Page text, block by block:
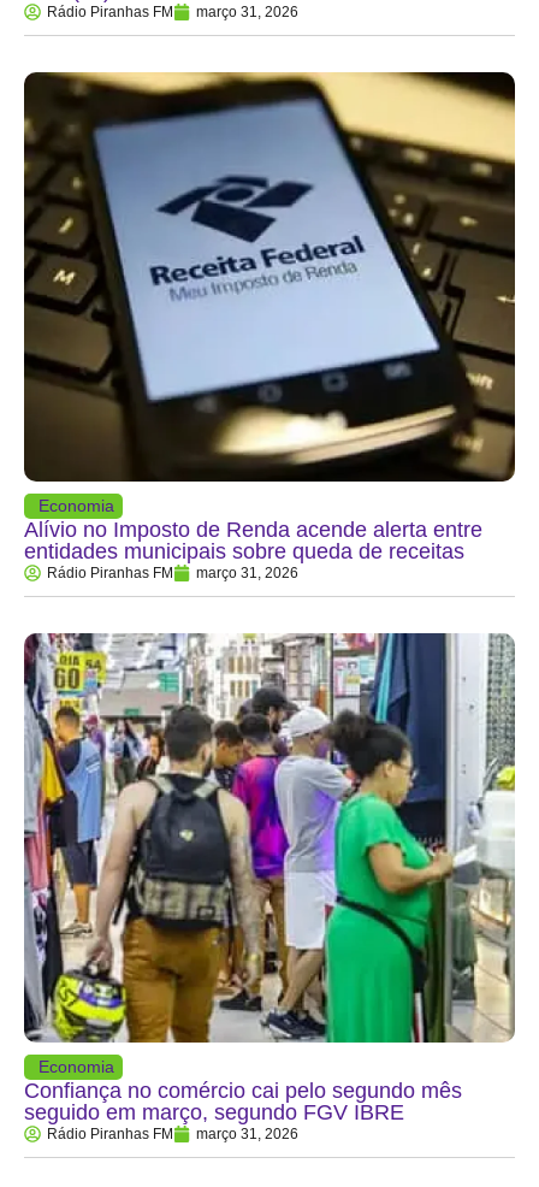
Rádio Piranhas FM março 31, 2026
Economia
Alívio no Imposto de Renda acende alerta entre
entidades municipais sobre queda de receitas
Rádio Piranhas FM março 31, 2026
Economia
Confiança no comércio cai pelo segundo mês
seguido em março, segundo FGV IBRE
Rádio Piranhas FM março 31, 2026